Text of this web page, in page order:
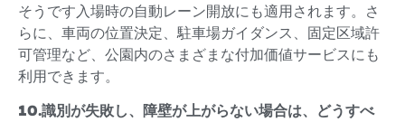
そうです入場時の自動レーン開放にも適用されます。さ
らに、車両の位置決定、駐車場ガイダンス、固定区域許
可管理など、公園内のさまざまな付加価値サービスにも
利用できます。
10.識別が失敗し、障壁が上がらない場合は、どうすべ